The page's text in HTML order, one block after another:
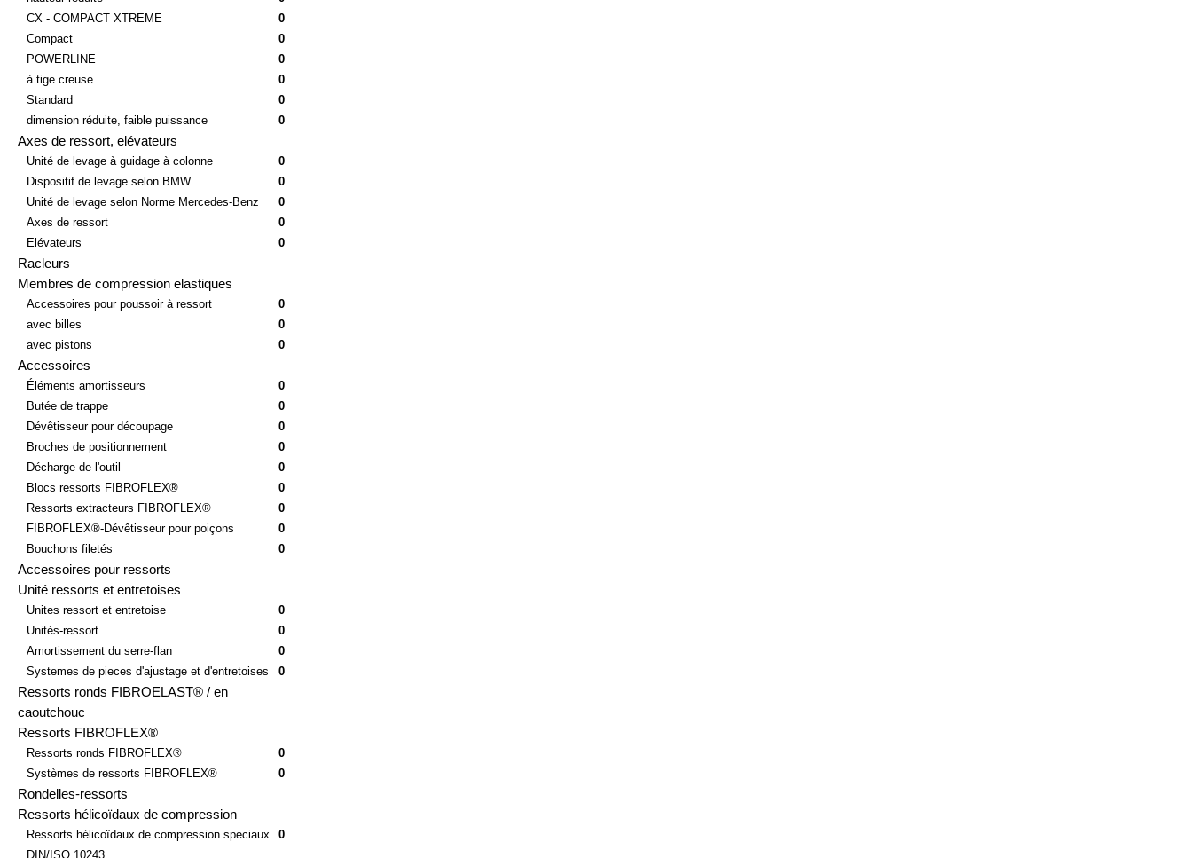
hauteur réduite
0
CX - COMPACT XTREME
0
Compact
0
POWERLINE
0
à tige creuse
0
Standard
0
dimension réduite, faible puissance
Axes de ressort, elévateurs
Unité de levage à guidage à colonne
0
Dispositif de levage selon BMW
0
Unité de levage selon Norme Mercedes-Benz
0
Axes de ressort
0
Elévateurs
Racleurs
Membres de compression elastiques
Accessoires pour poussoir à ressort
0
avec billes
0
avec pistons
Accessoires
Éléments amortisseurs
0
Butée de trappe
0
Dévêtisseur pour découpage
0
Broches de positionnement
0
Décharge de l'outil
0
Blocs ressorts FIBROFLEX®
0
Ressorts extracteurs FIBROFLEX®
0
FIBROFLEX®-Dévêtisseur pour poiçons
0
Bouchons filetés
Accessoires pour ressorts
Unité ressorts et entretoises
Unites ressort et entretoise
0
Unités-ressort
0
Amortissement du serre-flan
0
Systemes de pieces d'ajustage et d'entretoises
Ressorts ronds FIBROELAST® / en
caoutchouc
Ressorts FIBROFLEX®
Ressorts ronds FIBROFLEX®
0
Systèmes de ressorts FIBROFLEX®
Rondelles-ressorts
Ressorts hélicoïdaux de compression
Ressorts hélicoïdaux de compression speciaux